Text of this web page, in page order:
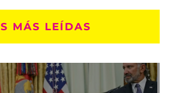
MÁS LEÍDAS